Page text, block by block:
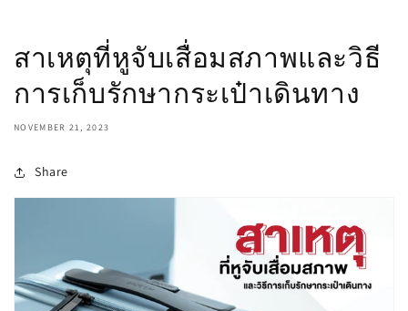
สาเหตุที่หูจับเสื่อมสภาพและวิธี
การเก็บรักษากระเป๋าเดินทาง
NOVEMBER 21, 2023
Share